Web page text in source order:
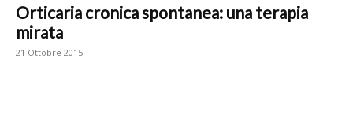
Orticaria cronica spontanea: una terapia
mirata
21 Ottobre 2015